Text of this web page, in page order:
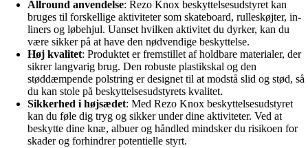
Allround anvendelse: Rezo Knox beskyttelsesudstyret kan
bruges til forskellige aktiviteter som skateboard, rulleskøjter, in-
liners og løbehjul. Uanset hvilken aktivitet du dyrker, kan du
være sikker på at have den nødvendige beskyttelse.
Høj kvalitet: Produktet er fremstillet af holdbare materialer, der
sikrer langvarig brug. Den robuste plastikskal og den
støddæmpende polstring er designet til at modstå slid og stød, så
du kan stole på beskyttelsesudstyrets kvalitet.
Sikkerhed i højsædet: Med Rezo Knox beskyttelsesudstyret
kan du føle dig tryg og sikker under dine aktiviteter. Ved at
beskytte dine knæ, albuer og håndled mindsker du risikoen for
skader og forhindrer potentielle styrt.